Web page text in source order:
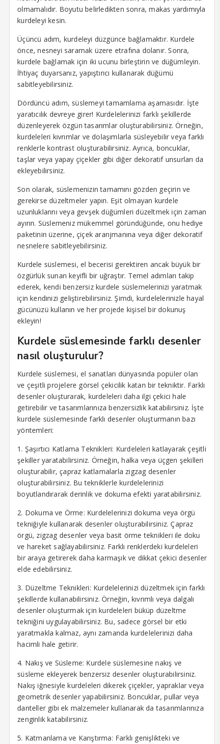
olmamalıdır. Boyutu belirledikten sonra, makas yardımıyla
kurdeleyi kesin.
Üçüncü adım, kurdeleyi düzgünce bağlamaktır. Kurdele
önce, nesneyi saramak üzere etrafına dolanır. Sonra,
kurdele bağlamak için iki ucunu birleştirin ve düğümleyin.
İhtiyaç duyarsanız, yapıştırıcı kullanarak düğümü
sabitleyebilirsiniz.
Dördüncü adım, süslemeyi tamamlama aşamasıdır. İşte
yaratıcılık devreye girer! Kurdelelerinizi farklı şekillerde
düzenleyerek özgün tasarımlar oluşturabilirsiniz. Örneğin,
kurdeleleri kıvrımlar ve dolaşımlarla süsleyebilir veya farklı
renklerle kontrast oluşturabilirsiniz. Ayrıca, boncuklar,
taşlar veya yapay çiçekler gibi diğer dekoratif unsurları da
ekleyebilirsiniz.
Son olarak, süslemenizin tamamını gözden geçirin ve
gerekirse düzeltmeler yapın. Eşit olmayan kurdele
uzunluklarını veya gevşek düğümleri düzeltmek için zaman
ayırın. Süslemeniz mükemmel göründüğünde, onu hediye
paketinin üzerine, çiçek aranjmanına veya diğer dekoratif
nesnelere sabitleyebilirsiniz.
Kurdele süslemesi, el becerisi gerektiren ancak büyük bir
özgürlük sunan keyifli bir uğraştır. Temel adımları takip
ederek, kendi benzersiz kurdele süslemelerinizi yaratmak
için kendinizi geliştirebilirsiniz. Şimdi, kurdelelerinizle hayal
gücünüzü kullanın ve her projede kişisel bir dokunuş
ekleyin!
Kurdele süslemesinde farklı desenler
nasıl oluşturulur?
Kurdele süslemesi, el sanatları dünyasında popüler olan
ve çeşitli projelere görsel çekicilik katan bir tekniktir. Farklı
desenler oluşturarak, kurdeleleri daha ilgi çekici hale
getirebilir ve tasarımlarınıza benzersizlik katabilirsiniz. İşte
kurdele süslemesinde farklı desenler oluşturmanın bazı
yöntemleri:
1. Şaşırtıcı Katlama Teknikleri: Kurdeleleri katlayarak çeşitli
şekiller yaratabilirsiniz. Örneğin, halka veya üçgen şekilleri
oluşturabilir, çapraz katlamalarla zigzag desenler
oluşturabilirsiniz. Bu tekniklerle kurdelelerinizi
boyutlandırarak derinlik ve dokuma efekti yaratabilirsiniz.
2. Dokuma ve Örme: Kurdelelerinizi dokuma veya örgü
tekniğiyle kullanarak desenler oluşturabilirsiniz. Çapraz
örgü, zigzag desenler veya basit örme teknikleri ile doku
ve hareket sağlayabilirsiniz. Farklı renklerdeki kurdeleleri
bir araya getirerek daha karmaşık ve dikkat çekici desenler
elde edebilirsiniz.
3. Düzeltme Teknikleri: Kurdelelerinizi düzeltmek için farklı
şekillerde kullanabilirsiniz. Örneğin, kıvrımlı veya dalgalı
desenler oluşturmak için kurdeleleri büküp düzeltme
tekniğini uygulayabilirsiniz. Bu, sadece görsel bir etki
yaratmakla kalmaz, aynı zamanda kurdelelerinizi daha
hacimli hale getirir.
4. Nakış ve Süsleme: Kurdele süslemesine nakış ve
süsleme ekleyerek benzersiz desenler oluşturabilirsiniz.
Nakış iğnesiyle kurdeleleri dikerek çiçekler, yapraklar veya
geometrik desenler yapabilirsiniz. Boncuklar, pullar veya
danteller gibi ek malzemeler kullanarak da tasarımlarınıza
zenginlik katabilirsiniz.
5. Katmanlama ve Karıştırma: Farklı genişlikteki ve